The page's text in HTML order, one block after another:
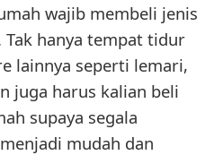
wajib membeli jenis
hanya tempat tidur
lainnya seperti lemari,
juga harus kalian beli
supaya segala
mudah dan